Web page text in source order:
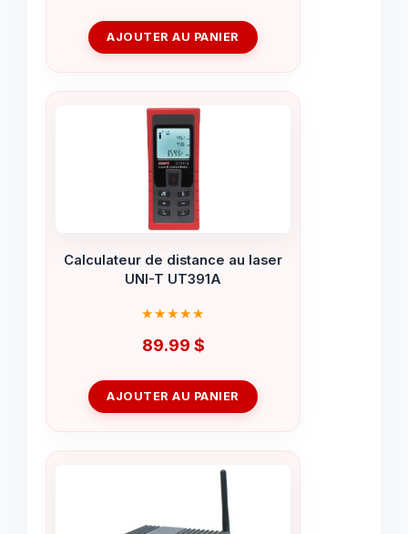
AJOUTER AU PANIER
Calculateur de distance au laser
UNI-T UT391A
89.99 $
AJOUTER AU PANIER